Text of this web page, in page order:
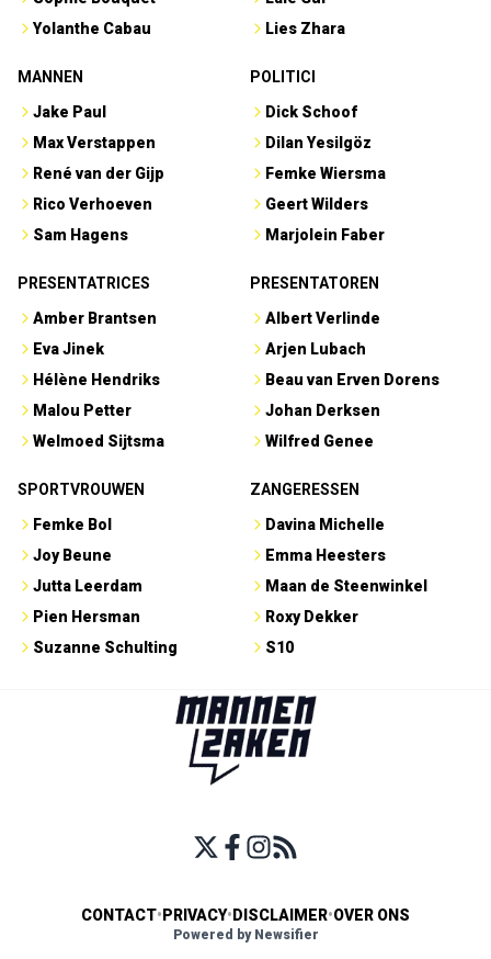
Yolanthe Cabau
Lies Zhara
MANNEN
Jake Paul
Max Verstappen
René van der Gijp
Rico Verhoeven
Sam Hagens
POLITICI
Dick Schoof
Dilan Yesilgöz
Femke Wiersma
Geert Wilders
Marjolein Faber
PRESENTATRICES
Amber Brantsen
Eva Jinek
Hélène Hendriks
Malou Petter
Welmoed Sijtsma
PRESENTATOREN
Albert Verlinde
Arjen Lubach
Beau van Erven Dorens
Johan Derksen
Wilfred Genee
SPORTVROUWEN
Femke Bol
Joy Beune
Jutta Leerdam
Pien Hersman
Suzanne Schulting
ZANGERESSEN
Davina Michelle
Emma Heesters
Maan de Steenwinkel
Roxy Dekker
S10
CONTACT• PRIVACY• DISCLAIMER•OVER ONS
Powered by Newsifier